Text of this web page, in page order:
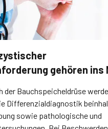
gehören ins
der Bauchspeicheldrüse
Differenzialdiagnostik
sowie pathologische und